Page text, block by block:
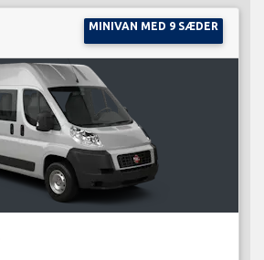
MINIVAN MED 9 SÆDER